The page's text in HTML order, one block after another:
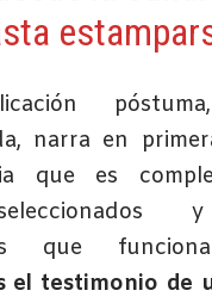
narra en
que es
que
el testimonio de